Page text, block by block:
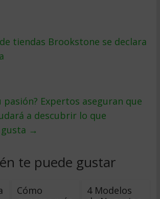
tiendas Brookstone se declara
Expertos aseguran que
a descubrir lo que
→
te puede gustar
Cómo
4 Modelos